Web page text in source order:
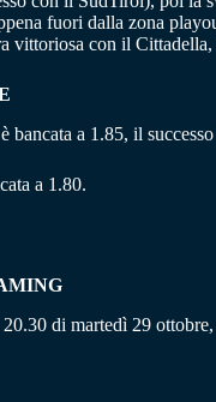
fuori dalla zona
vittoriosa con il
a 1.85, il
a 1.80.
di martedì 29